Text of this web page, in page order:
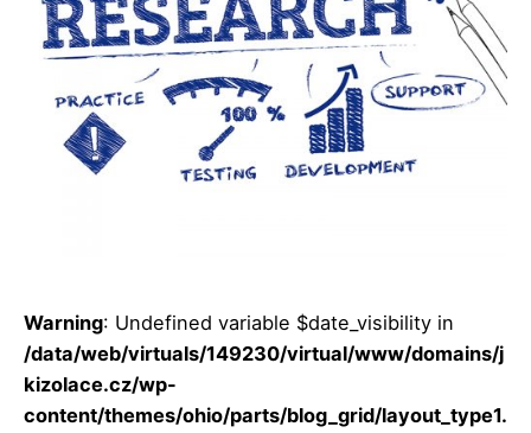
Warning: Undefined variable $date_visibility in
/data/web/virtuals/149230/virtual/www/domains/j
kizolace.cz/wp-
content/themes/ohio/parts/blog_grid/layout_type1.